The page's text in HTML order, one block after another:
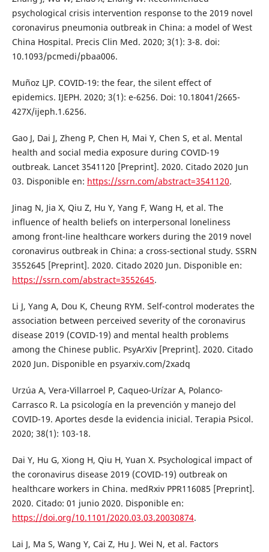
psychological crisis intervention response to the 2019 novel
coronavirus pneumonia outbreak in China: a model of West
China Hospital. Precis Clin Med. 2020; 3(1): 3-8. doi:
10.1093/pcmedi/pbaa006.
Muñoz LJP. COVID-19: the fear, the silent effect of
epidemics. IJEPH. 2020; 3(1): e-6256. Doi: 10.18041/2665-
427X/ijeph.1.6256.
Gao J, Dai J, Zheng P, Chen H, Mai Y, Chen S, et al. Mental
health and social media exposure during COVID-19
outbreak. Lancet 3541120 [Preprint]. 2020. Citado 2020 Jun
03. Disponible en: https://ssrn.com/abstract=3541120.
Jinag N, Jia X, Qiu Z, Hu Y, Yang F, Wang H, et al. The
influence of health beliefs on interpersonal loneliness
among front-line healthcare workers during the 2019 novel
coronavirus outbreak in China: a cross-sectional study. SSRN
3552645 [Preprint]. 2020. Citado 2020 Jun. Disponible en:
https://ssrn.com/abstract=3552645.
Li J, Yang A, Dou K, Cheung RYM. Self-control moderates the
association between perceived severity of the coronavirus
disease 2019 (COVID-19) and mental health problems
among the Chinese public. PsyArXiv [Preprint]. 2020. Citado
2020 Jun. Disponible en psyarxiv.com/2xadq
Urzúa A, Vera-Villarroel P, Caqueo-Urízar A, Polanco-
Carrasco R. La psicología en la prevención y manejo del
COVID-19. Aportes desde la evidencia inicial. Terapia Psicol.
2020; 38(1): 103-18.
Dai Y, Hu G, Xiong H, Qiu H, Yuan X. Psychological impact of
the coronavirus disease 2019 (COVID-19) outbreak on
healthcare workers in China. medRxiv PPR116085 [Preprint].
2020. Citado: 01 junio 2020. Disponible en:
https://doi.org/10.1101/2020.03.03.20030874.
Lai J, Ma S, Wang Y, Cai Z, Hu J. Wei N, et al. Factors